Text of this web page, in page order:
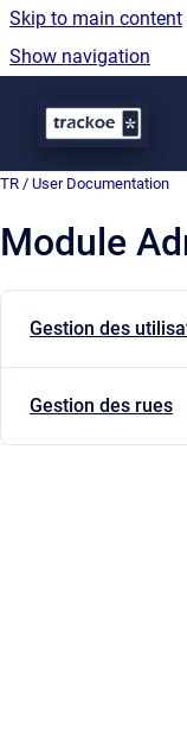
Skip to main content
Show navigation
TR / User Documentation
Module
Gestion des
Gestion des rues